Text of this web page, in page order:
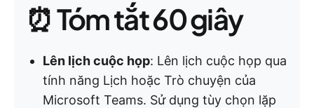
⏰ Tóm tắt 60 giây
Lên lịch cuộc họp: Lên lịch cuộc họp qua
tính năng Lịch hoặc Trò chuyện của
Microsoft Teams. Sử dụng tùy chọn lặp